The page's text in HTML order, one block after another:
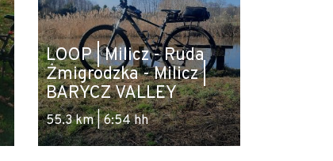
LOOP | Milicz - Ruda
Żmigrodzka - Milicz |
BARYCZ VALLEY
55.3 km | 6:54 hh